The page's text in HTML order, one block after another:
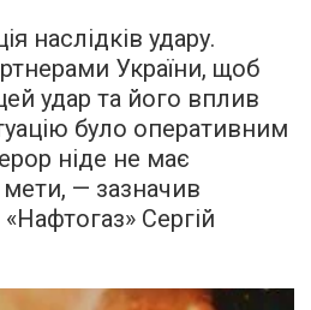
наслідків удару.
України, щоб
удар та його вплив
було оперативним
ніде не має
мети, — зазначив
Сергій